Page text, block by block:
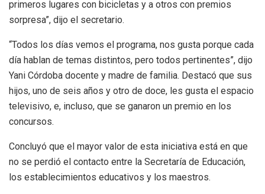
primeros lugares con bicicletas y a otros con premios
sorpresa”, dijo el secretario.
“Todos los días vemos el programa, nos gusta porque cada
día hablan de temas distintos, pero todos pertinentes”, dijo
Yani Córdoba docente y madre de familia. Destacó que sus
hijos, uno de seis años y otro de doce, les gusta el espacio
televisivo, e, incluso, que se ganaron un premio en los
concursos.
Concluyó que el mayor valor de esta iniciativa está en que
no se perdió el contacto entre la Secretaría de Educación,
los establecimientos educativos y los maestros.